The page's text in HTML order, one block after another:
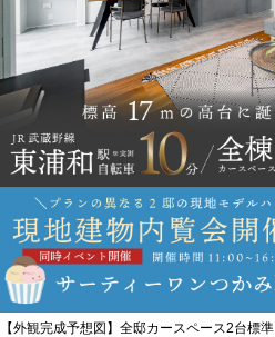
【外観完成予想図】全邸カースペース2台標準